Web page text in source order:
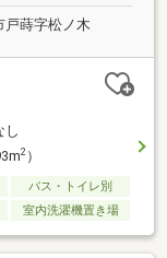
戸蒔字松ノ木
し
2）
バス・トイレ別
室内洗濯機置き場